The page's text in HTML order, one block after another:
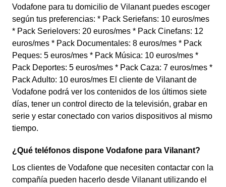
Vodafone para tu domicilio de Vilanant puedes escoger
según tus preferencias: * Pack Seriefans: 10 euros/mes
* Pack Serielovers: 20 euros/mes * Pack Cinefans: 12
euros/mes * Pack Documentales: 8 euros/mes * Pack
Peques: 5 euros/mes * Pack Música: 10 euros/mes *
Pack Deportes: 5 euros/mes * Pack Caza: 7 euros/mes *
Pack Adulto: 10 euros/mes El cliente de Vilanant de
Vodafone podrá ver los contenidos de los últimos siete
días, tener un control directo de la televisión, grabar en
serie y estar conectado con varios dispositivos al mismo
tiempo.
¿Qué teléfonos dispone Vodafone para Vilanant?
Los clientes de Vodafone que necesiten contactar con la
compañía pueden hacerlo desde Vilanant utilizando el